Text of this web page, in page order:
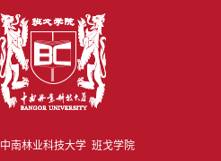
中南林业科技大学 班戈学院